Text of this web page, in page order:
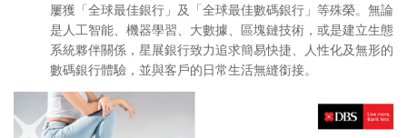
屢獲「全球最佳銀行」及「全球最佳數碼銀行」等殊榮。無論
是人工智能、機器學習、大數據、區塊鏈技術，或是建立生態
系統夥伴關係，星展銀行致力追求簡易快捷、人性化及無形的
數碼銀行體驗，並與客戶的日常生活無縫銜接。